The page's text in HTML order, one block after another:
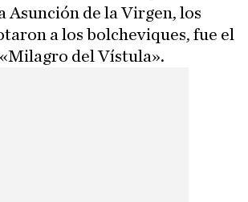
Asunción de la Virgen, los
a los bolcheviques, fue el
del Vístula».